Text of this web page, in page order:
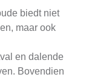
biedt niet
maar ook
en dalende
Bovendien